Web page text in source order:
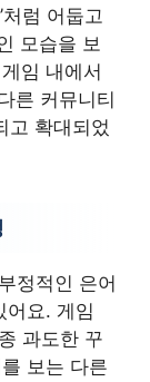
처럼 어둡고
모습을 보
임 내에서
른 커뮤니티
고 확대되었
정적인 은어
어요. 게임
과도한 꾸
보는 다른